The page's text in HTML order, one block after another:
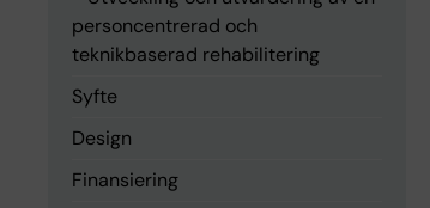
personcentrerad och
teknikbaserad rehabilitering
Syfte
Design
Finansiering